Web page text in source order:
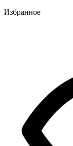
Избранное